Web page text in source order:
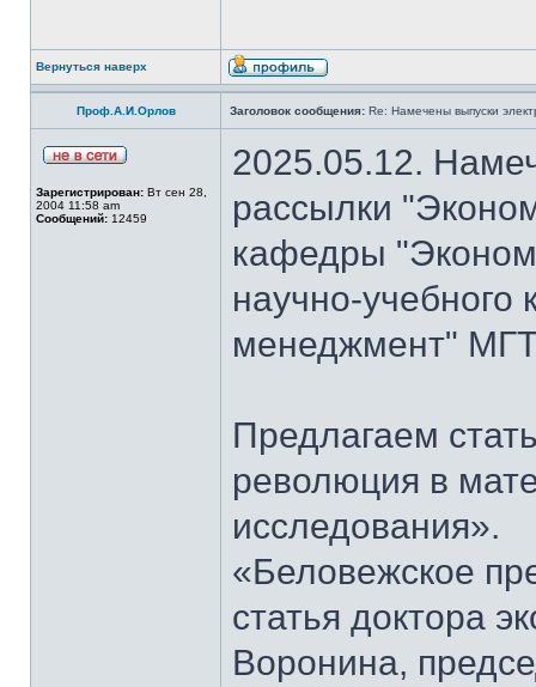
Вернуться наверх
Проф.А.И.Орлов Заголовок сообщения: Re: Намечены выпуски
Зарегистрирован: Вт сен 28,
2004 11:58 am
Сообщений: 12459
2025.05.12.
рассылки
кафедры
научно-
менеджмент"
Предлагаем
революция в
исследования».
«Беловежское
статья доктора
Воронина,